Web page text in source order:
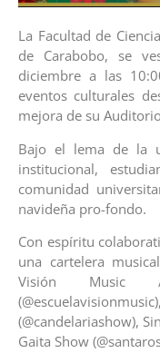
La Facultad de
de Carabobo, se
diciembre a las
eventos culturales
mejora de su
Bajo el lema de la
institucional,
comunidad
navideña pro-fondo.
Con espíritu
una cartelera
Visión Music
(@candelariashow),
Gaita Show